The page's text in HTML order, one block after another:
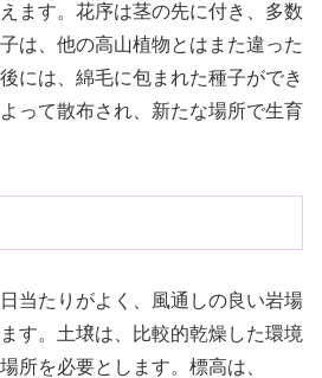
ます。花序は茎の先に付き、多数
は、他の高山植物とはまた違った
には、綿毛に包まれた種子ができ
って散布され、新たな場所で生育
当たりがよく、風通しの良い岩場
す。土壌は、比較的乾燥した環境
所を必要とします。標高は、